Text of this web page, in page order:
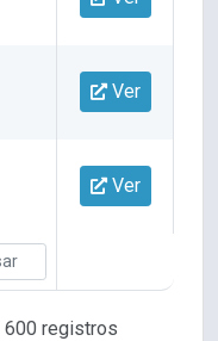
Ver
Ver
600 registros